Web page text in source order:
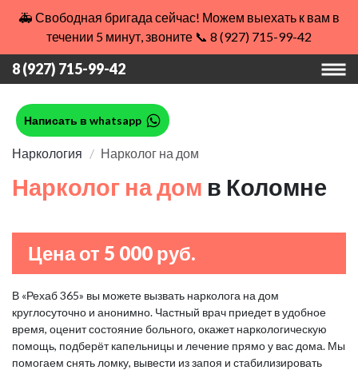
🚑 Свободная бригада сейчас! Можем выехать к вам в
течении 5 минут, звоните 📞 8 (927) 715-99-42
8 (927) 715-99-42
Написать в whatsapp
Наркология Нарколог на дом
Нарколог на дом в Коломне
Цена от 5 000 руб.
В «Рехаб 365» вы можете вызвать нарколога на дом
круглосуточно и анонимно. Частный врач приедет в удобное
время, оценит состояние больного, окажет наркологическую
помощь, подберёт капельницы и лечение прямо у вас дома. Мы
помогаем снять ломку, вывести из запоя и стабилизировать